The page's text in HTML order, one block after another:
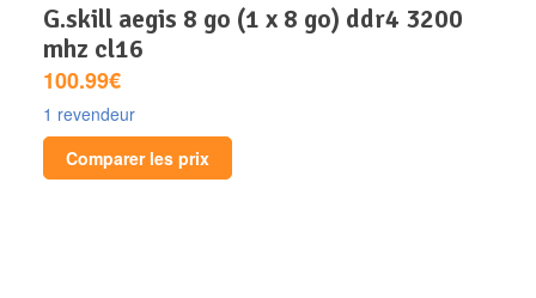
g.skill aegis 8 go (1 x 8 go) ddr4 3200
mhz cl16
100.99€
1 revendeur
Comparer les prix